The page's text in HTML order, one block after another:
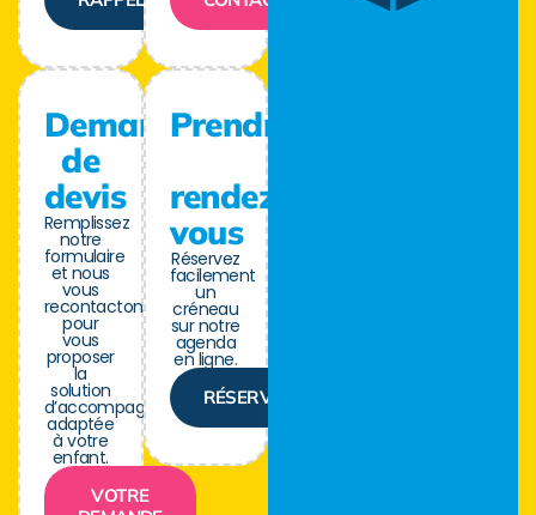
Demande
de
devis
Remplissez
notre
formulaire
et nous
vous
recontactons
pour
vous
proposer
la
solution
d’accompagnement
adaptée
à votre
enfant.
VOTRE
Prendre
rendez-
vous
Réservez
facilement
un
créneau
sur notre
agenda
en ligne.
RÉSERVER